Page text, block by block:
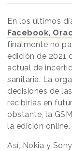
En los últimos
Facebook,
finalmente no
edición de 2021
actual de
sanitaria. La
decisiones de
recibirlas en
obstante, la
la edición online.
Así, Nokia y